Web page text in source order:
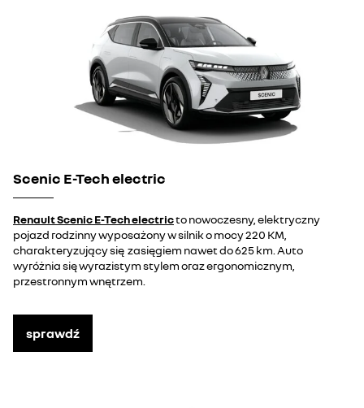
Scenic E-Tech electric
Renault Scenic E-Tech electricto nowoczesny, elektryczny
pojazd rodzinny wyposażony w silnik o mocy 220 KM,
charakteryzujący się zasięgiem nawet do 625 km. Auto
wyróżnia się wyrazistym stylem oraz ergonomicznym,
przestronnym wnętrzem.
sprawdź